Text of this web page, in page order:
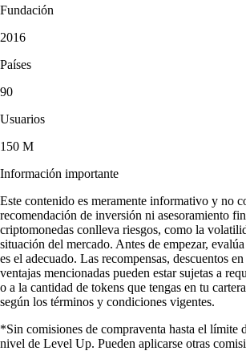
Fundación
2016
Países
90
Usuarios
150 M
Información importante
Este contenido es meramente informativo y no
recomendación de inversión ni asesoramiento
criptomonedas conlleva riesgos, como la
situación del mercado. Antes de empezar,
es el adecuado. Las recompensas, descuentos
ventajas mencionadas pueden estar sujetas a
o a la cantidad de tokens que tengas en tu
según los términos y condiciones vigentes.
*Sin comisiones de compraventa hasta el límite
nivel de Level Up. Pueden aplicarse otras